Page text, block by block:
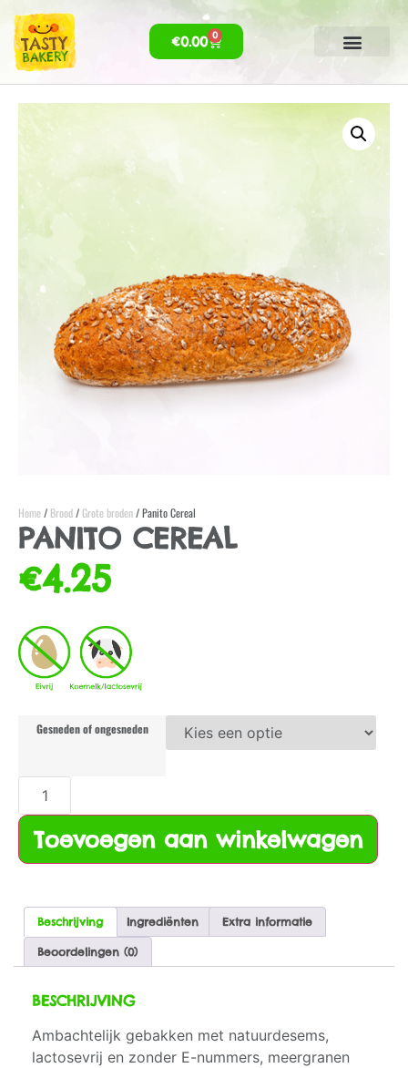
€0.00 0
Home/ Brood/ Grote broden/ Panito Cereal
PANITO CEREAL
€4.25
Gesneden of ongesneden
Toevoegen aan winkelwagen
Beschrijving Ingrediënten Extra informatie
Beoordelingen (0)
BESCHRIJVING
Ambachtelijk gebakken met natuurdesems,
lactosevrij en zonder E-nummers, meergranen